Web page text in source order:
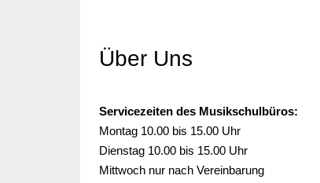
Über Uns
Servicezeiten des Musikschulbüros:
Montag 10.00 bis 15.00 Uhr
Dienstag 10.00 bis 15.00 Uhr
Mittwoch nur nach Vereinbarung